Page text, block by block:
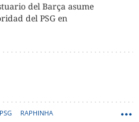
del Barça asume
del PSG en
PSG RAPHINHA